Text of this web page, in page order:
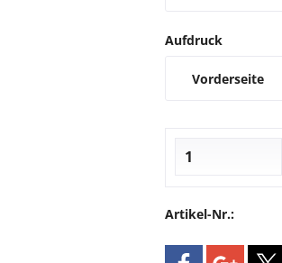
Aufdruck
Vorderseite
Artikel-Nr.: